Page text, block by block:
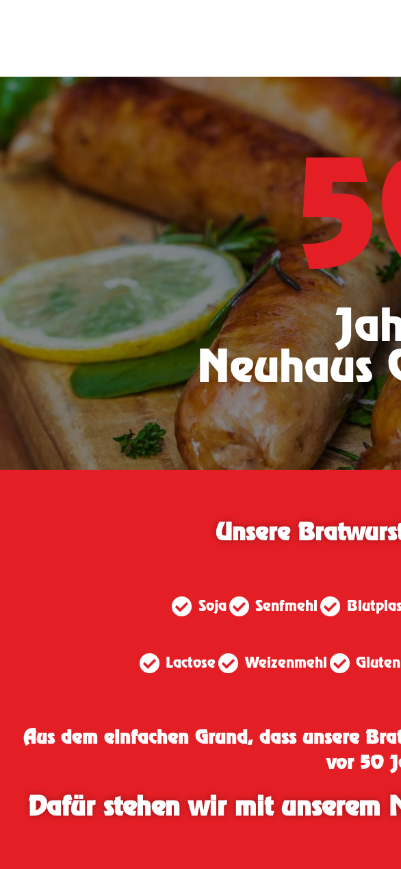
Neuhaus
Unsere
Soja Senfmehl
Lactose Weizenmehl Gluten
Aus dem einfachen Grund, dass unsere
vor 50
Dafür stehen wir mit unserem